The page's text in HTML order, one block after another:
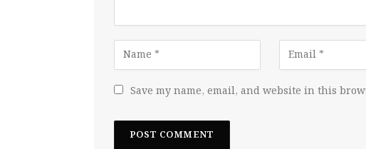
Save my name, email, and website in this